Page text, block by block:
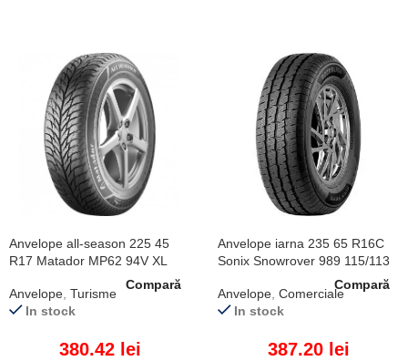
Anvelope all-season 225 45
R17 Matador MP62 94V XL
Anvelope Turisme
In stock
380.42 lei
Compară
Anvelope iarna 235 65 R16C
Sonix Snowrover 989 115/113
Anvelope Comerciale
In stock
387.20 lei
Compară